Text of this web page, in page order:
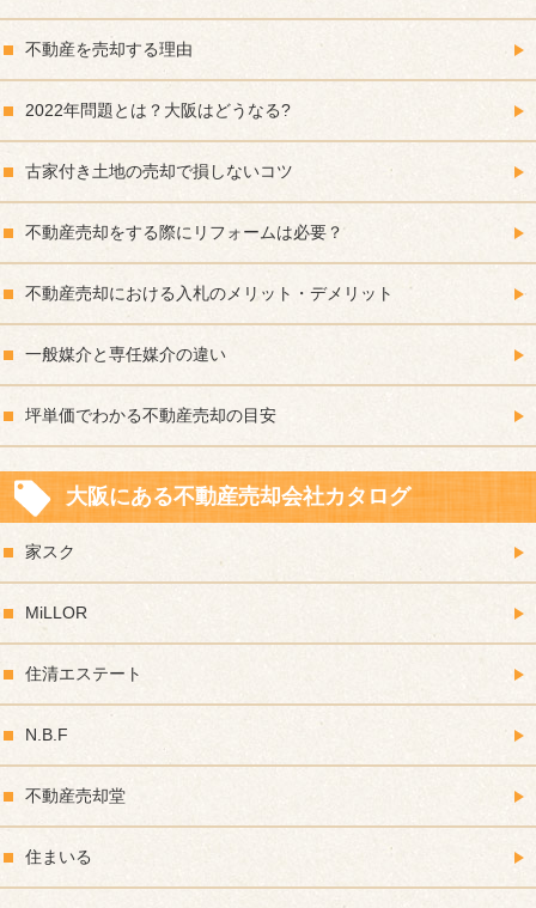
不動産を売却する理由
2022年問題とは？大阪はどうなる?
古家付き土地の売却で損しないコツ
不動産売却をする際にリフォームは必要？
不動産売却における入札のメリット・デメリット
一般媒介と専任媒介の違い
坪単価でわかる不動産売却の目安
大阪にある不動産売却会社カタログ
家スク
MiLLOR
住清エステート
N.B.F
不動産売却堂
住まいる